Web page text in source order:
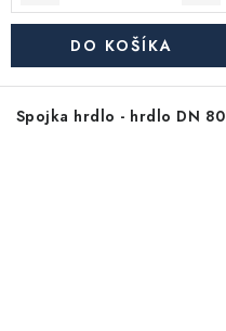
DO KOŠÍKA
Spojka hrdlo - hrdlo DN 80